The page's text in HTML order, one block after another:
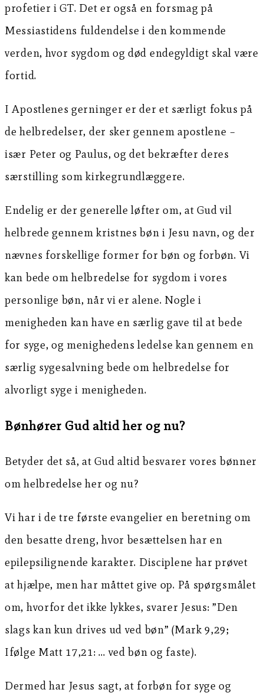
profetier i GT. Det er også en forsmag på
Messiastidens fuldendelse i den kommende
verden, hvor sygdom og død endegyldigt skal være
fortid.
I Apostlenes gerninger er der et særligt fokus på
de helbredelser, der sker gennem apostlene –
især Peter og Paulus, og det bekræfter deres
særstilling som kirkegrundlæggere.
Endelig er der generelle løfter om, at Gud vil
helbrede gennem kristnes bøn i Jesu navn, og der
nævnes forskellige former for bøn og forbøn. Vi
kan bede om helbredelse for sygdom i vores
personlige bøn, når vi er alene. Nogle i
menigheden kan have en særlig gave til at bede
for syge, og menighedens ledelse kan gennem en
særlig sygesalvning bede om helbredelse for
alvorligt syge i menigheden.
Bønhører Gud altid her og nu?
Betyder det så, at Gud altid besvarer vores bønner
om helbredelse her og nu?
Vi har i de tre første evangelier en beretning om
den besatte dreng, hvor besættelsen har en
epilepsilignende karakter. Disciplene har prøvet
at hjælpe, men har måttet give op. På spørgsmålet
om, hvorfor det ikke lykkes, svarer Jesus: ”Den
slags kan kun drives ud ved bøn” (Mark 9,29;
Ifølge Matt 17,21: … ved bøn og faste).
Dermed har Jesus sagt, at forbøn for syge og